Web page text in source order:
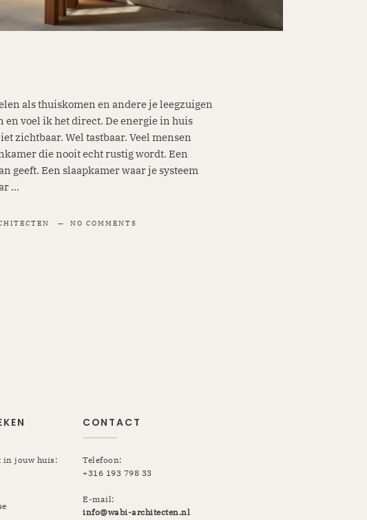
als thuiskomen en andere je leegzuigen
en voel ik het direct. De energie in huis
zichtbaar. Wel tastbaar. Veel mensen
die nooit echt rustig wordt. Een
geeft. Een slaapkamer waar je systeem
...
NO COMMENTS
in jouw huis:
CONTACT
Telefoon:
+316 193 798 33
E-mail:
info@wabi-architecten.nl